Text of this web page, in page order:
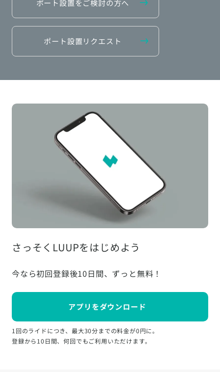
ポート設置をご検討の方へ
ポート設置リクエスト
さっそくLUUPをはじめよう
今なら初回登録後10日間、ずっと無料！
アプリをダウンロード
1回のライドにつき、最大30分までの料金が0円に。
登録から10日間、何回でもご利用いただけます。